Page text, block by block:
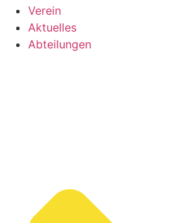
Verein
Aktuelles
Abteilungen